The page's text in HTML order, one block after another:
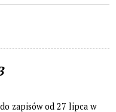
11
zapisów od 27 lipca w